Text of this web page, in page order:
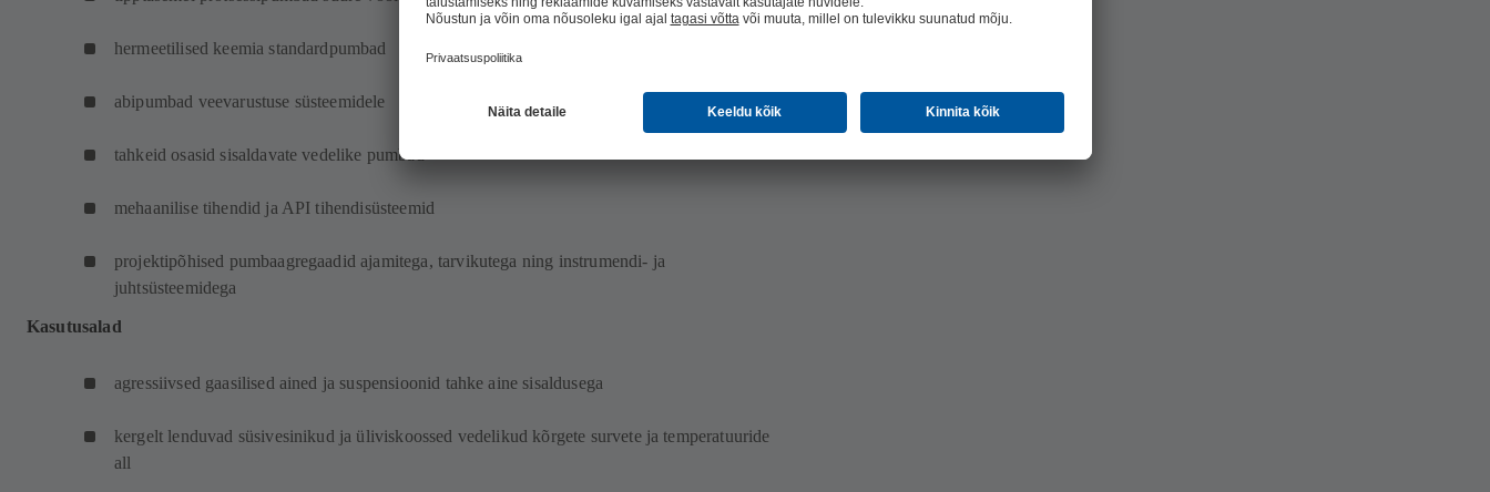
hermeetilised keemia standardpumbad
abipumbad veevarustuse süsteemidele
tahkeid osasid sisaldavate vedelike pumbad
mehaanilise tihendid ja API tihendisüsteemid
projektipõhised pumbaagregaadid ajamitega, tarvikutega ning instrumendi- ja
juhtsüsteemidega
Kasutusalad
agressiivsed gaasilised ained ja suspensioonid tahke aine sisaldusega
kergelt lenduvad süsivesinikud ja üliviskoossed vedelikud kõrgete survete ja temperatuuride
all